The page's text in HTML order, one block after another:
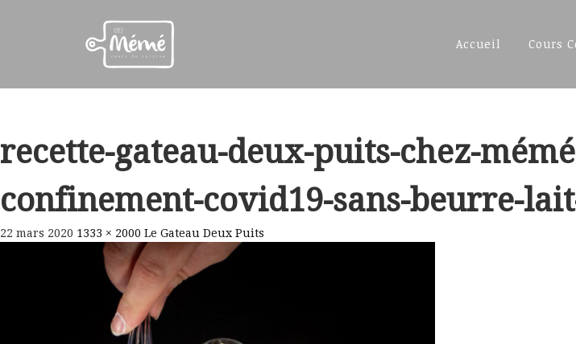
Accueil Cours
recette-gateau-deux-puits-chez-
confinement-covid19-sans-beurre-
22 mars 2020 1333 × 2000 Le Gateau Deux Puits